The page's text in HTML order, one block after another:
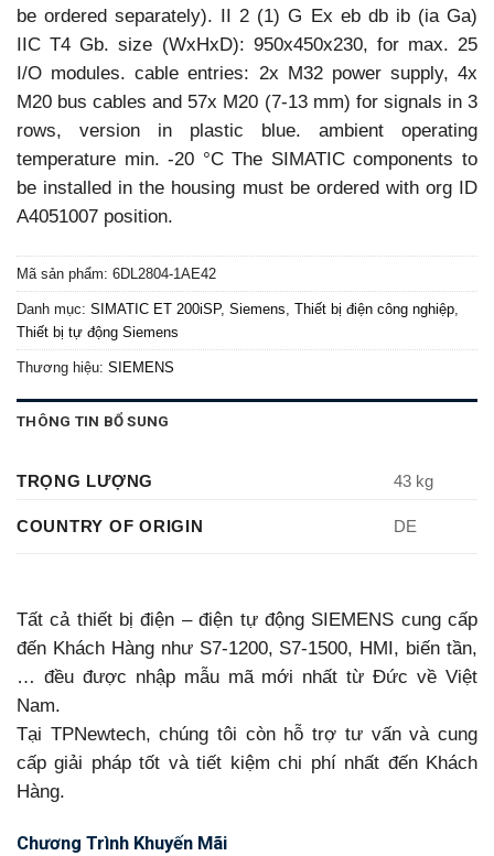
be ordered separately). II 2 (1) G Ex eb db ib (ia Ga)
IIC T4 Gb. size (WxHxD): 950x450x230, for max. 25
I/O modules. cable entries: 2x M32 power supply, 4x
M20 bus cables and 57x M20 (7-13 mm) for signals in 3
rows, version in plastic blue. ambient operating
temperature min. -20 °C The SIMATIC components to
be installed in the housing must be ordered with org ID
A4051007 position.
Mã sản phẩm: 6DL2804-1AE42
Danh mục: SIMATIC ET 200iSP, Siemens Thiết bị điện công nghiệp
Thiết bị tự động Siemens
Thương hiệu: SIEMENS
THÔNG TIN BỔ SUNG
TRỌNG LƯỢNG 43 kg
COUNTRY OF ORIGIN DE
Tất cả thiết bị điện – điện tự động SIEMENS cung cấp
đến Khách Hàng như S7-1200, S7-1500, HMI, biến tần,
… đều được nhập mẫu mã mới nhất từ Đức về Việt
Nam.
Tại TPNewtech, chúng tôi còn hỗ trợ tư vấn và cung
cấp giải pháp tốt và tiết kiệm chi phí nhất đến Khách
Hàng.
Chương Trình Khuyến Mãi